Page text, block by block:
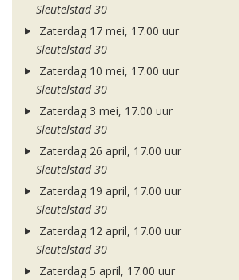
Sleutelstad 30
Zaterdag 17 mei, 17.00 uur
Sleutelstad 30
Zaterdag 10 mei, 17.00 uur
Sleutelstad 30
Zaterdag 3 mei, 17.00 uur
Sleutelstad 30
Zaterdag 26 april, 17.00 uur
Sleutelstad 30
Zaterdag 19 april, 17.00 uur
Sleutelstad 30
Zaterdag 12 april, 17.00 uur
Sleutelstad 30
Zaterdag 5 april, 17.00 uur